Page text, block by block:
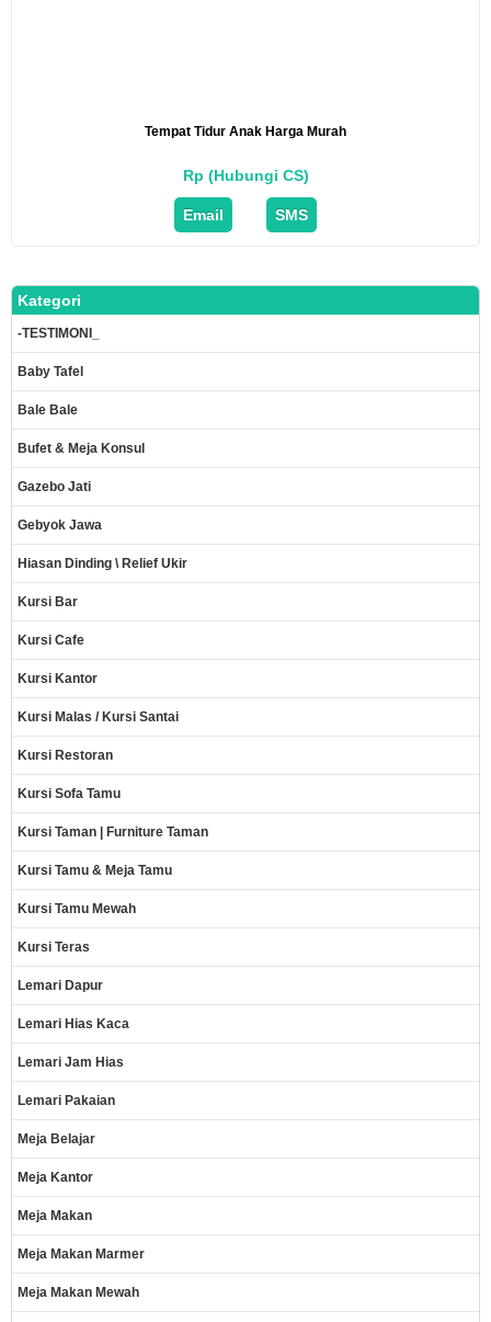
Tempat Tidur Anak Harga Murah
Rp (Hubungi CS)
Email SMS
Kategori
-TESTIMONI_
Baby Tafel
Bale Bale
Bufet & Meja Konsul
Gazebo Jati
Gebyok Jawa
Hiasan Dinding \ Relief Ukir
Kursi Bar
Kursi Cafe
Kursi Kantor
Kursi Malas / Kursi Santai
Kursi Restoran
Kursi Sofa Tamu
Kursi Taman | Furniture Taman
Kursi Tamu & Meja Tamu
Kursi Tamu Mewah
Kursi Teras
Lemari Dapur
Lemari Hias Kaca
Lemari Jam Hias
Lemari Pakaian
Meja Belajar
Meja Kantor
Meja Makan
Meja Makan Marmer
Meja Makan Mewah